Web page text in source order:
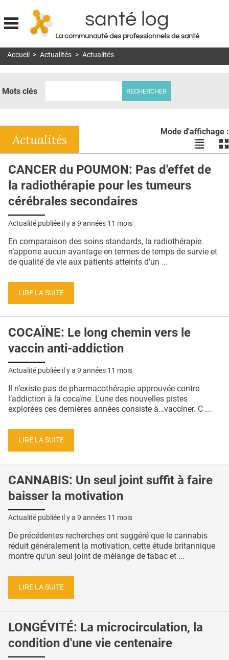
Jump to navigation
santé log
La communauté des professionnels de santé
MON COMPTE
DOSSIERS
RÉSEAUX
E-REVUE SAD
L'APP
PUBLICITÉ
CONTACT
Accueil > Actualités > Actualités
Mots clés
Mode d'affichage :
Voir
les
en
les
Actualités
CANCER du POUMON: Pas d'effet de
la radiothérapie pour les tumeurs
cérébrales secondaires
Actualité publiée il y a 9 années 11 mois
En comparaison des soins standards, la radiothérapie
n’apporte aucun avantage en termes de temps de survie et
de qualité de vie aux patients atteints d'un ...
LIRE LA SUITE
COCAÏNE: Le long chemin vers le
vaccin anti-addiction
Actualité publiée il y a 9 années 11 mois
Il n’existe pas de pharmacothérapie approuvée contre
l’addiction à la cocaïne. L'une des nouvelles pistes
explorées ces dernières années consiste à…vacciner. C ...
LIRE LA SUITE
CANNABIS: Un seul joint suffit à faire
baisser la motivation
Actualité publiée il y a 9 années 11 mois
De précédentes recherches ont suggéré que le cannabis
réduit généralement la motivation, cette étude britannique
montre qu’un seul joint de mélange de tabac et ...
LIRE LA SUITE
LONGÉVITÉ: La microcirculation, la
condition d'une vie centenaire